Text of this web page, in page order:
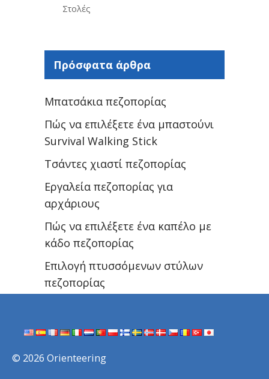
Στολές
Πρόσφατα άρθρα
Μπατσάκια πεζοπορίας
Πώς να επιλέξετε ένα μπαστούνι
Survival Walking Stick
Τσάντες χιαστί πεζοπορίας
Εργαλεία πεζοπορίας για
αρχάριους
Πώς να επιλέξετε ένα καπέλο με
κάδο πεζοπορίας
Επιλογή πτυσσόμενων στύλων
πεζοπορίας
© 2026 Orienteering